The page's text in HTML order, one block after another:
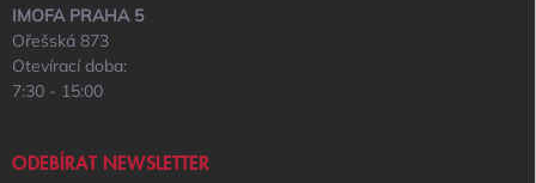
IMOFA PRAHA 5
Ořešská 873
Otevírací doba:
7:30 - 15:00
ODEBÍRAT NEWSLETTER